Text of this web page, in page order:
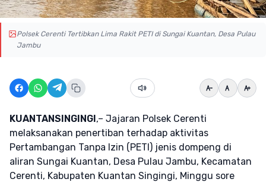
Polsek Cerenti Tertibkan Lima Rakit PETI di Sungai Kuantan, Desa Pulau
Jambu
KUANTANSINGINGI,– Jajaran Polsek Cerenti
melaksanakan penertiban terhadap aktivitas
Pertambangan Tanpa Izin (PETI) jenis dompeng di
aliran Sungai Kuantan, Desa Pulau Jambu, Kecamatan
Cerenti, Kabupaten Kuantan Singingi, Minggu sore